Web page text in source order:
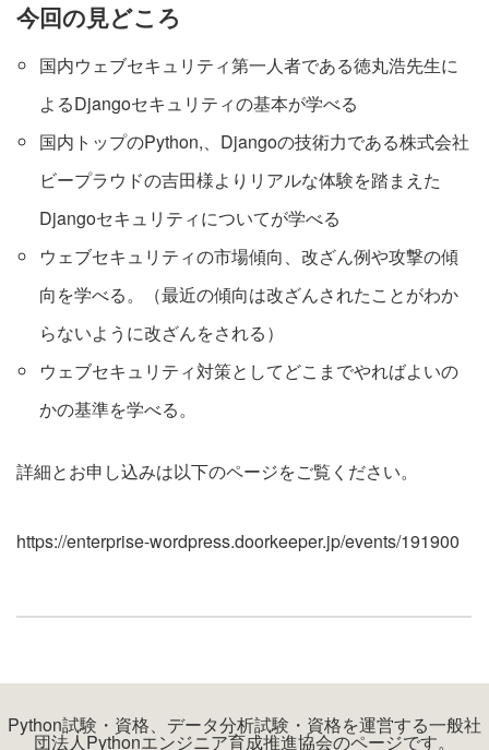
今回の見どころ
国内ウェブセキュリティ第一人者である徳丸浩先生に
よるDjangoセキュリティの基本が学べる
国内トップのPython,、Djangoの技術力である株式会社
ビープラウドの吉田様よりリアルな体験を踏まえた
Djangoセキュリティについてが学べる
ウェブセキュリティの市場傾向、改ざん例や攻撃の傾
向を学べる。（最近の傾向は改ざんされたことがわか
らないように改ざんをされる）
ウェブセキュリティ対策としてどこまでやればよいの
かの基準を学べる。
詳細とお申し込みは以下のページをご覧ください。
https://enterprise-wordpress.doorkeeper.jp/events/191900
Python試験・資格、データ分析試験・資格を運営する一般社
団法人Pythonエンジニア育成推進協会のページです。